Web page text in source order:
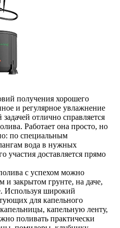
получения хорошего
и регулярное увлажнение
отлично справляется
Работает она просто, но
по специальным
вода в нужных
участия доставляется прямо
с успехом можно
и закрытом грунте, на даче,
Используя широкий
для капельного
капельную ленту,
поливать практически